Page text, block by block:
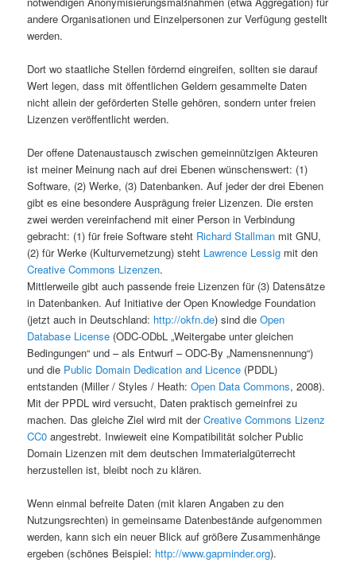
andere Organisationen und Einzelpersonen zur Verfügung gestellt
werden.
Dort wo staatliche Stellen fördernd eingreifen, sollten sie darauf
Wert legen, dass mit öffentlichen Geldern gesammelte Daten
nicht allein der geförderten Stelle gehören, sondern unter freien
Lizenzen veröffentlicht werden.
Der offene Datenaustausch zwischen gemeinnützigen Akteuren
ist meiner Meinung nach auf drei Ebenen wünschenswert: (1)
Software, (2) Werke, (3) Datenbanken. Auf jeder der drei Ebenen
gibt es eine besondere Ausprägung freier Lizenzen. Die ersten
zwei werden vereinfachend mit einer Person in Verbindung
gebracht: (1) für freie Software steht Richard Stallman mit GNU,
(2) für Werke (Kulturvernetzung) steht Lawrence Lessig mit den
Creative Commons Lizenzen.
Mittlerweile gibt auch passende freie Lizenzen für (3) Datensätze
in Datenbanken. Auf Initiative der Open Knowledge Foundation
(jetzt auch in Deutschland: http://okfn.de) sind dieOpen
Database License (ODC-ODbL „Weitergabe unter gleichen
Bedingungen“ und – als Entwurf – ODC-By „Namensnennung“)
und die Public Domain Dedication and Licence (PDDL)
entstanden (Miller / Styles / Heath:Open Data Commons, 2008).
Mit der PPDL wird versucht, Daten praktisch gemeinfrei zu
machen. Das gleiche Ziel wird mit derCreative Commons Lizenz
CC0 angestrebt. Inwieweit eine Kompatibilität solcher Public
Domain Lizenzen mit dem deutschen Immaterialgüterrecht
herzustellen ist, bleibt noch zu klären.
Wenn einmal befreite Daten (mit klaren Angaben zu den
Nutzungsrechten) in gemeinsame Datenbestände aufgenommen
werden, kann sich ein neuer Blick auf größere Zusammenhänge
ergeben (schönes Beispiel: http://www.gapminder.org).